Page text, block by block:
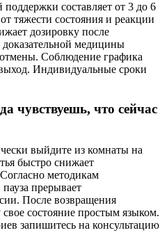
составляет от 3 до 6
тяжести состояния и реакции
дозировку после
медицины
Соблюдение графика
Индивидуальные сроки
чувствуешь, что сейчас
выйдите из комнаты на
быстро снижает
методикам
прерывает
После возвращения
состояние простым языком.
запишитесь на консультацию